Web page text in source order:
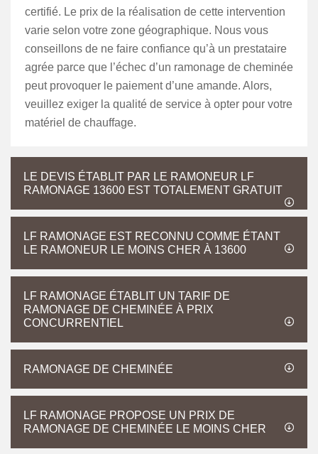
certifié. Le prix de la réalisation de cette intervention
varie selon votre zone géographique. Nous vous
conseillons de ne faire confiance qu’à un prestataire
agrée parce que l’échec d’un ramonage de cheminée
peut provoquer le paiement d’une amande. Alors,
veuillez exiger la qualité de service à opter pour votre
matériel de chauffage.
LE DEVIS ÉTABLIT PAR LE RAMONEUR LF
RAMONAGE 13600 EST TOTALEMENT GRATUIT
LF RAMONAGE EST RECONNU COMME ÉTANT
LE RAMONEUR LE MOINS CHER À 13600
LF RAMONAGE ÉTABLIT UN TARIF DE
RAMONAGE DE CHEMINÉE À PRIX
CONCURRENTIEL
RAMONAGE DE CHEMINÉE
LF RAMONAGE PROPOSE UN PRIX DE
RAMONAGE DE CHEMINÉE LE MOINS CHER